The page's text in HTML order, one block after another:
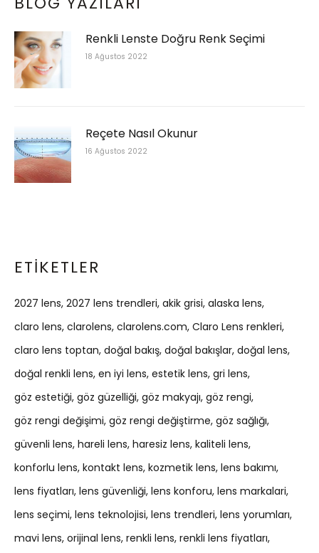
Renkli Lenste Doğru Renk Seçimi
18 Ağustos 2022
Reçete Nasıl Okunur
16 Ağustos 2022
ETIKETLER
2027 lens 2027 lens trendleri akik grisi alaska lens
claro lens clarolens clarolens.com Claro Lens renkleri
claro lens toptan doğal bakış doğal bakışlar doğal lens
doğal renkli lens en iyi lens estetik lens gri lens
göz estetiği göz güzelliği göz makyajı göz rengi
göz rengi değişimi göz rengi değiştirme göz sağlığı
güvenli lens hareli lens haresiz lens kaliteli lens
konforlu lens kontakt lens kozmetik lens lens bakımı
lens fiyatları lens güvenliği lens konforu lens markalari
lens seçimi lens teknolojisi lens trendleri lens yorumları
mavi lens orijinal lens renkli lens renkli lens fiyatları